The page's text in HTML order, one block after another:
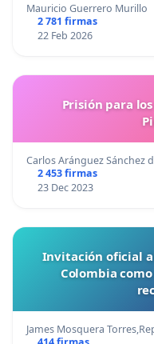
Mauricio Guerrero Murillo
2 781 firmas
22 Feb 2026
Prisión para
Carlos Aránguez Sánchez
2 453 firmas
23 Dec 2023
Invitación oficial
Colombia
James Mosquera